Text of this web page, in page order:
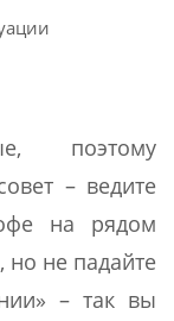
поэтому
– ведите
на рядом
но не падайте
– так вы